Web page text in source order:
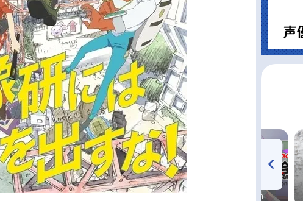
高橋美紀のおんぷの気持ち
♪ in アニメイトタイムズ
TVアニメ『戦隊大失格』
radio 大直会 2nd season